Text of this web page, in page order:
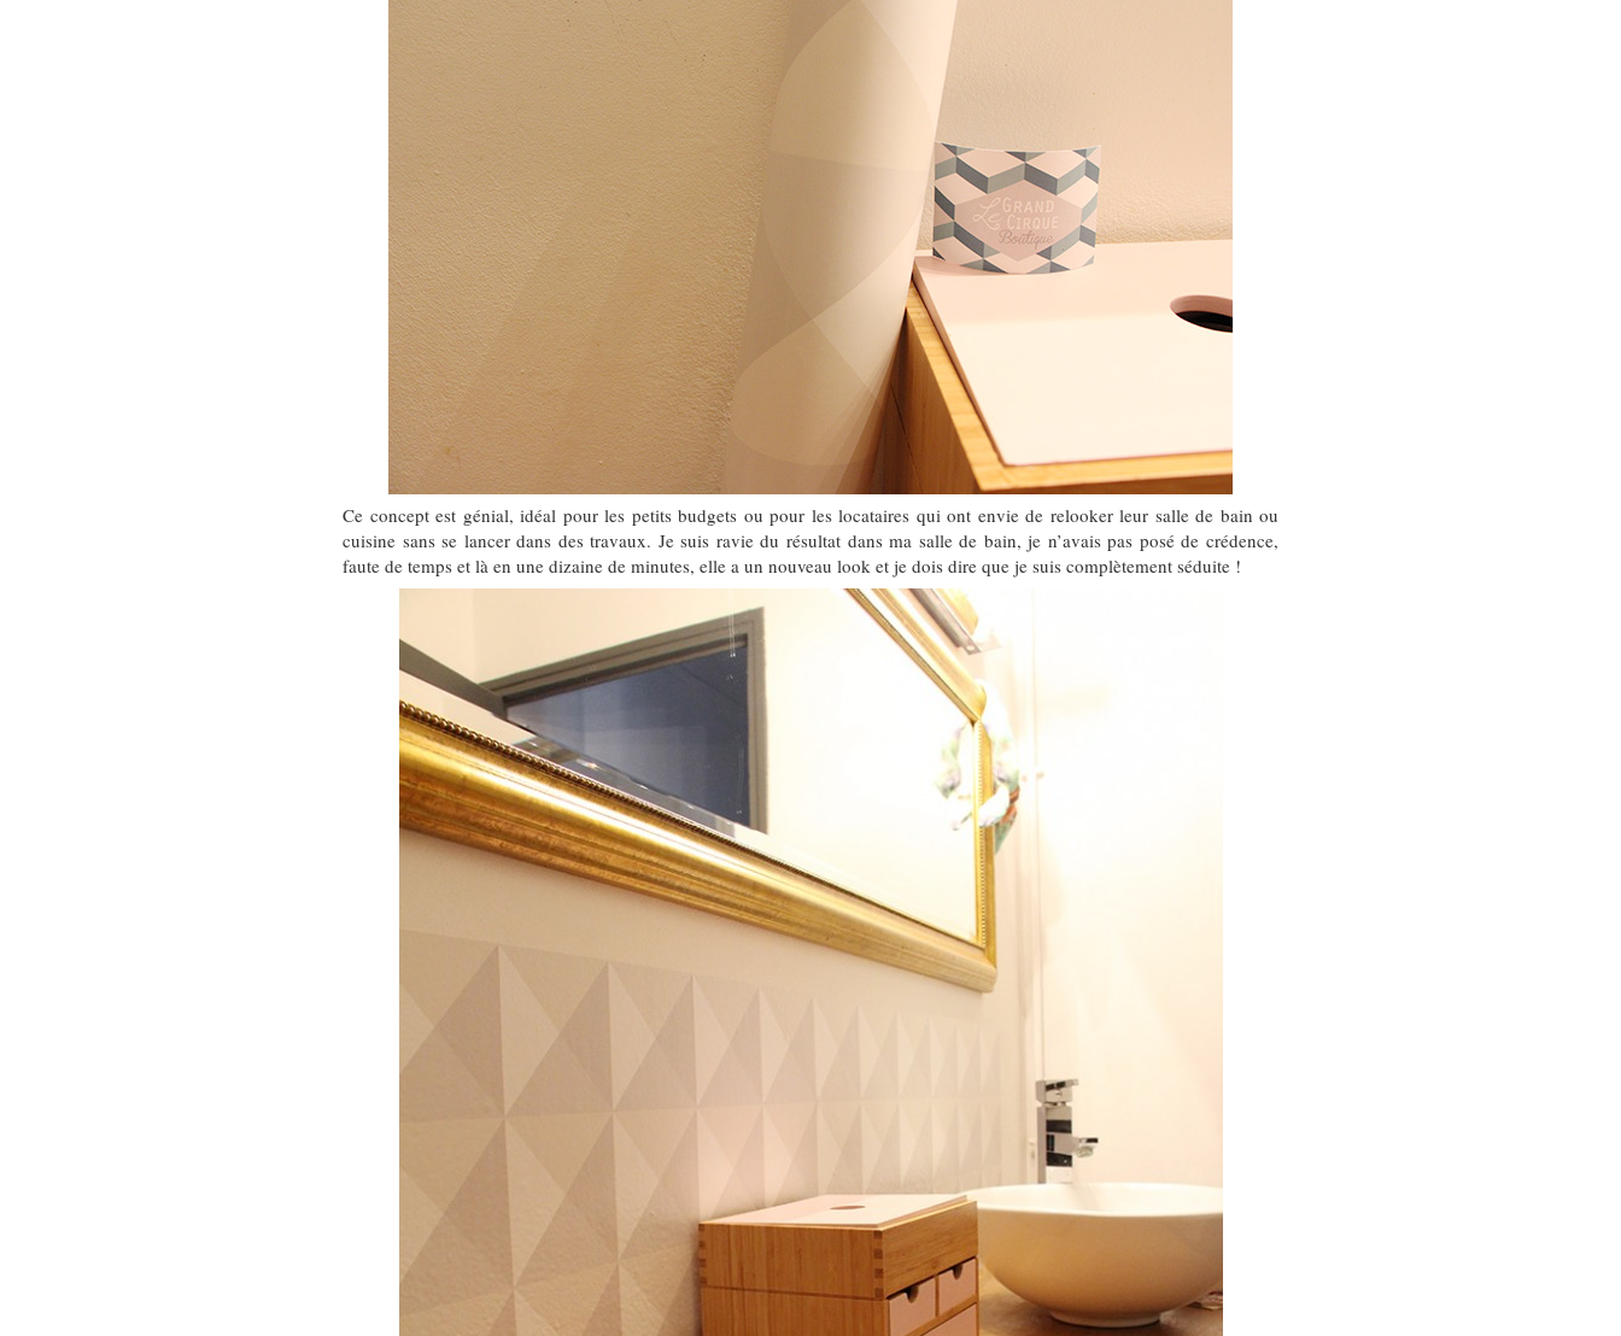
Ce concept est génial, idéal pour les petits budgets ou pour les locataires qui ont envie de relooker leur salle de bain ou
cuisine sans se lancer dans des travaux. Je suis ravie du résultat dans ma salle de bain, je n’avais pas posé de crédence,
faute de temps et là en une dizaine de minutes, elle a un nouveau look et je dois dire que je suis complètement séduite !